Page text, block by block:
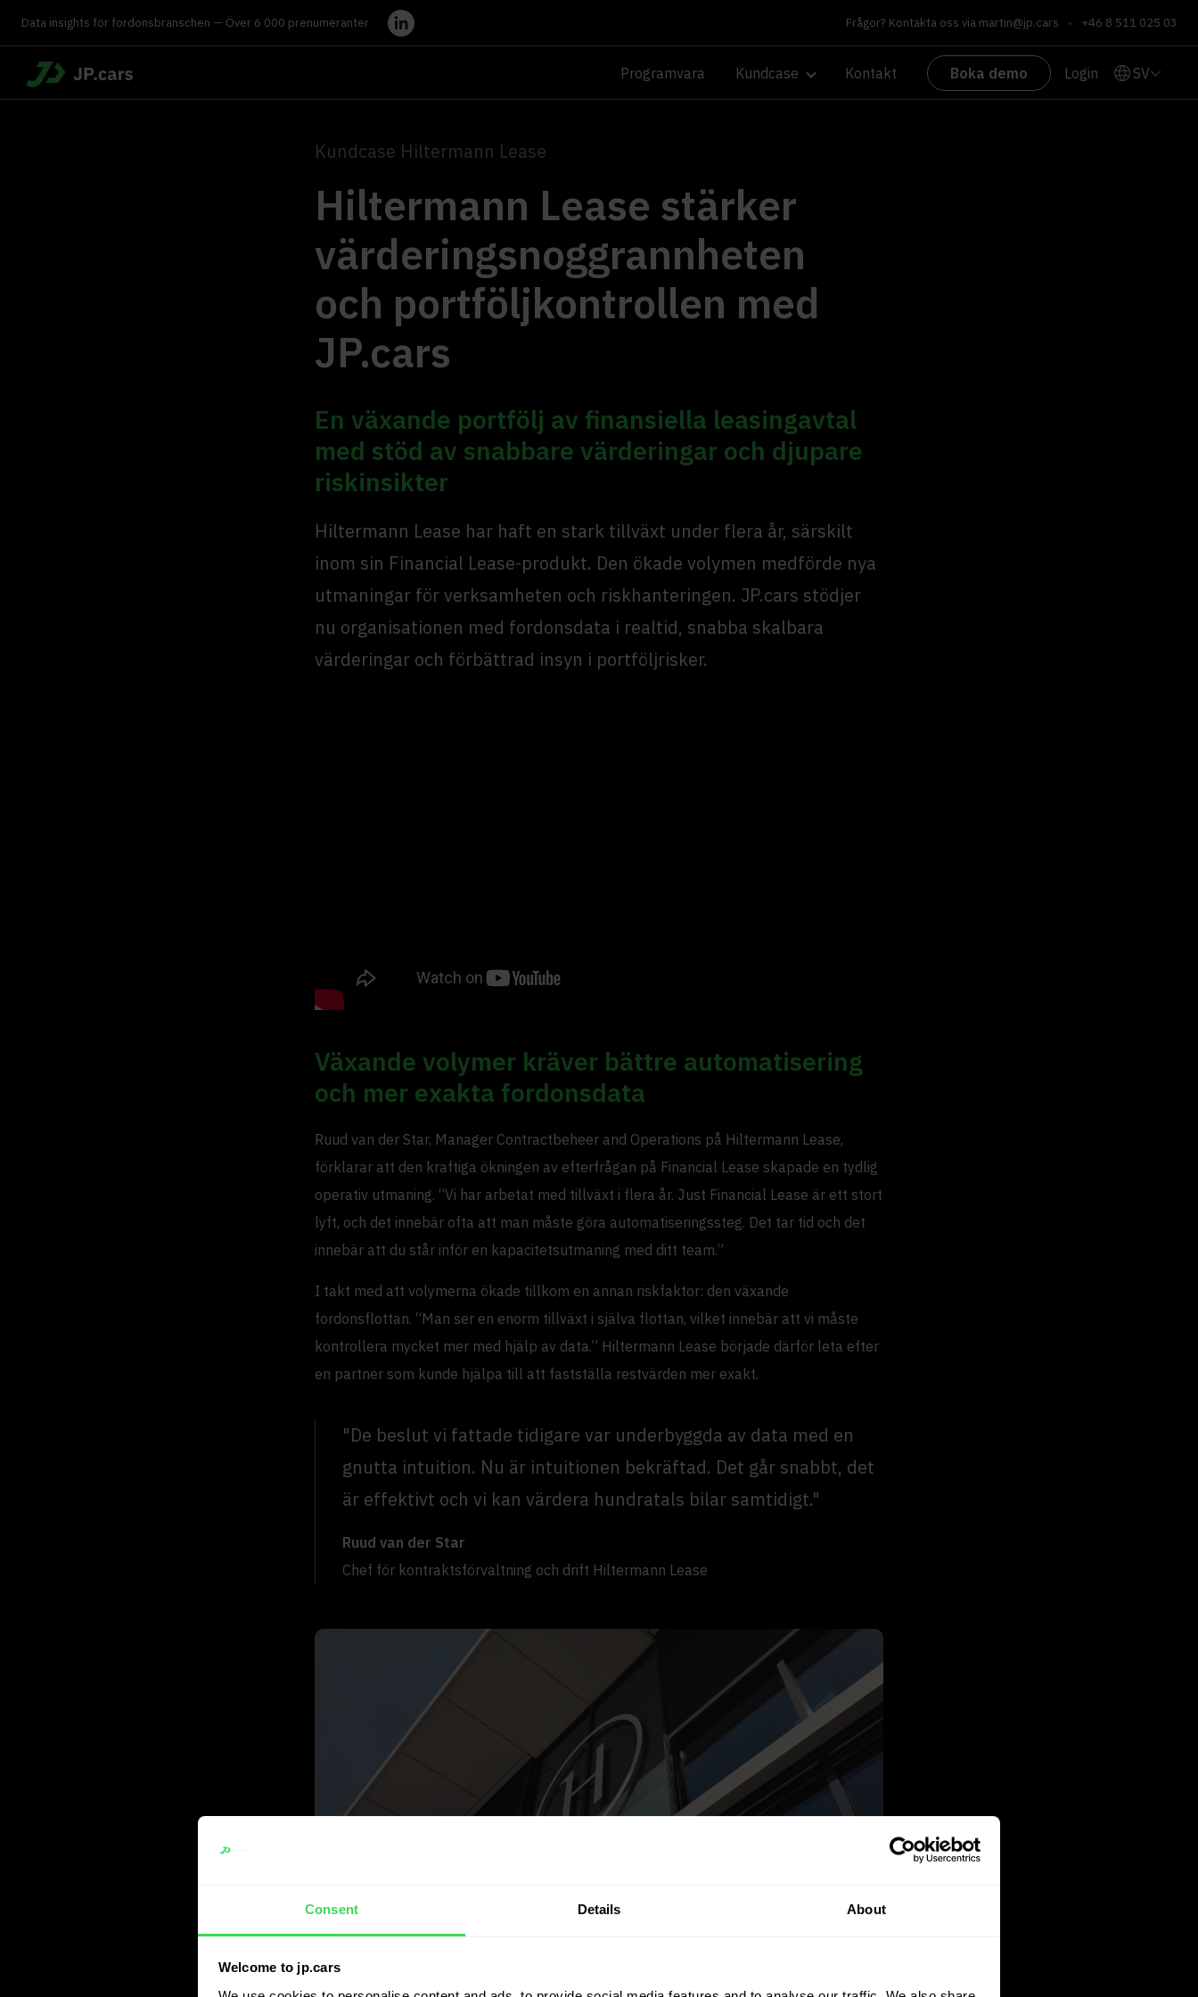
Consent Details About
Welcome to jp.cars
Data insights för fordonsbranschen — Över 6 000 prenumeranter Frågor? Kontakta oss via martin@jp.cars • +46 8 511 025 03
Programvara Kundcase Kontakt Boka demo Login SV
Kundcase Hiltermann Lease
Hiltermann Lease stärker
värderingsnoggrannheten
och portföljkontrollen med
JP.cars
En växande portfölj av finansiella leasingavtal
med stöd av snabbare värderingar och djupare
riskinsikter
Hiltermann Lease har haft en stark tillväxt under flera år, särskilt
inom sin Financial Lease-produkt. Den ökade volymen medförde nya
utmaningar för verksamheten och riskhanteringen. JP.cars stödjer
nu organisationen med fordonsdata i realtid, snabba skalbara
värderingar och förbättrad insyn i portföljrisker.
Växande volymer kräver bättre automatisering
och mer exakta fordonsdata
Ruud van der Star, Manager Contractbeheer and Operations på Hiltermann Lease,
förklarar att den kraftiga ökningen av efterfrågan på Financial Lease skapade en tydlig
operativ utmaning. “Vi har arbetat med tillväxt i flera år. Just Financial Lease är ett stort
lyft, och det innebär ofta att man måste göra automatiseringssteg. Det tar tid och det
innebär att du står inför en kapacitetsutmaning med ditt team.”
I takt med att volymerna ökade tillkom en annan riskfaktor: den växande
fordonsflottan. “Man ser en enorm tillväxt i själva flottan, vilket innebär att vi måste
kontrollera mycket mer med hjälp av data.” Hiltermann Lease började därför leta efter
en partner som kunde hjälpa till att fastställa restvärden mer exakt.
"De beslut vi fattade tidigare var underbyggda av data med en
gnutta intuition. Nu är intuitionen bekräftad. Det går snabbt, det
är effektivt och vi kan värdera hundratals bilar samtidigt."
Ruud van der Star
Chef för kontraktsförvaltning och drift Hiltermann Lease